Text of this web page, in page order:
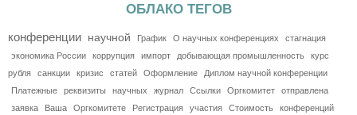
ОБЛАКО ТЕГОВ
конференции научной График О научных конференциях
стагнация
экономика России
коррупция импорт добывающая промышленность
курс
рубля
санкции кризис статей Оформление
Диплом научной конференции
Платежные
реквизиты научных журнал Ссылки Оргкомитет
отправлена
заявка
Ваша Оргкомитете Регистрация участия Стоимость
конференций